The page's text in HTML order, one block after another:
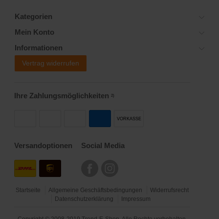
Kategorien
Mein Konto
Informationen
Vertrag widerrufen
Ihre Zahlungsmöglichkeiten 2)
VORKASSE
Versandoptionen Social Media
Startseite Allgemeine Geschäftsbedingungen
Widerrufsrecht
Datenschutzerklärung
Impressum